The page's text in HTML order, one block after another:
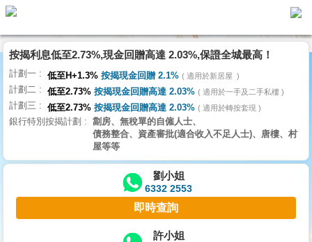
代
理
主
頁
搵
樓/
交
業
主
按揭利息低至2.73%,現金回贈高達 2.03%,保證全城最高！
計劃一 低至H+1.3% 按揭現金回贈 2.1% 適用於新居屋
計劃二 低至2.73% 按揭現金回贈高達 2.03% 適用於一手及二手私樓
計劃三 低至2.73% 按揭現金回贈高達 2.03% 適用於轉按套現
銀行特別按揭計劃
劏房、無稅單的自僱人士、
債務整合、資產審批(適合收入不足人士)、唐樓、村
屋等等
劉小姐
6332 2553
即時查詢
許小姐